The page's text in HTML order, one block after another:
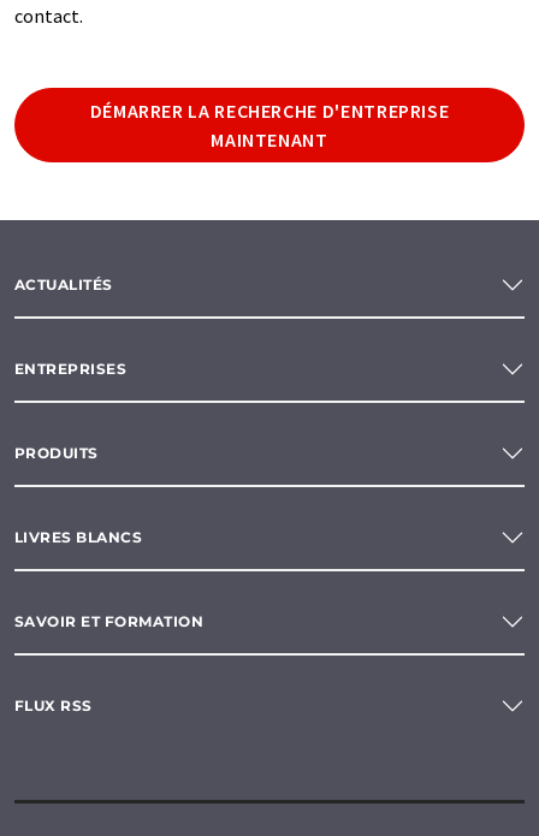
contact.
DÉMARRER LA RECHERCHE D'ENTREPRISE
MAINTENANT
ACTUALITÉS
ENTREPRISES
PRODUITS
LIVRES BLANCS
SAVOIR ET FORMATION
FLUX RSS